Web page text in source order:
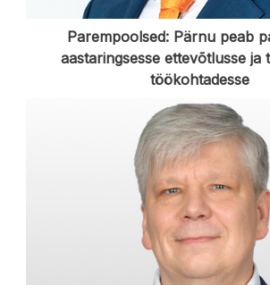
Parempoolsed: Pärnu peab
aastaringsesse ettevõtlusse ja
töökohtadesse